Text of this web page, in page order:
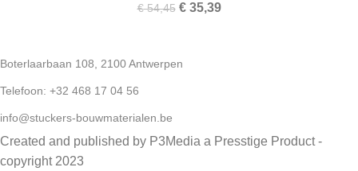
€54,45 €35,39
Boterlaarbaan 108, 2100 Antwerpen
Telefoon: +32 468 17 04 56
info@stuckers-bouwmaterialen.be
Created and published by P3Media a Presstige Product -
copyright 2023